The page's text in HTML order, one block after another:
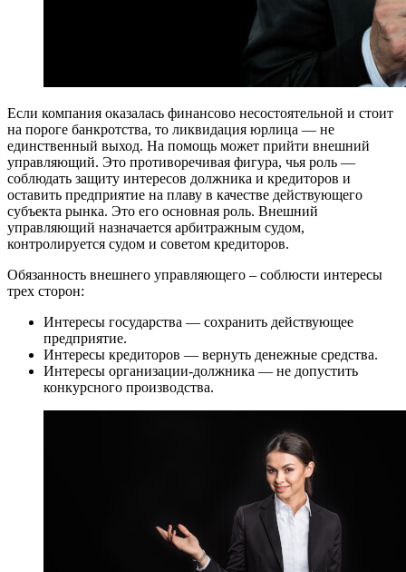
Если компания оказалась финансово несостоятельной и стоит
на пороге банкротства, то ликвидация юрлица — не
единственный выход. На помощь может прийти внешний
управляющий. Это противоречивая фигура, чья роль —
соблюдать защиту интересов должника и кредиторов и
оставить предприятие на плаву в качестве действующего
субъекта рынка. Это его основная роль. Внешний
управляющий назначается арбитражным судом,
контролируется судом и советом кредиторов.
Обязанность внешнего управляющего – соблюсти интересы
трех сторон:
Интересы государства — сохранить действующее
предприятие.
Интересы кредиторов — вернуть денежные средства.
Интересы организации-должника — не допустить
конкурсного производства.